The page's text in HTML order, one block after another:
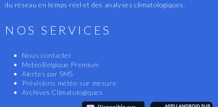
du réseau en temps réel et des analyses climatologiques.
NOS SERVICES
Nous contacter
MeteoBelgique Premium
Alertes par SMS
Prévisions météo sur mesure
Archives Climatologiques